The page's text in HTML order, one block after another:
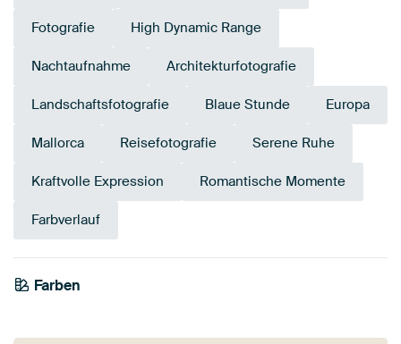
Fotografie High Dynamic Range
Nachtaufnahme Architekturfotografie
Landschaftsfotografie Blaue Stunde Europa
Mallorca Reisefotografie Serene Ruhe
Kraftvolle Expression Romantische Momente
Farbverlauf
Farben
Mauve
Marineblau
Blau